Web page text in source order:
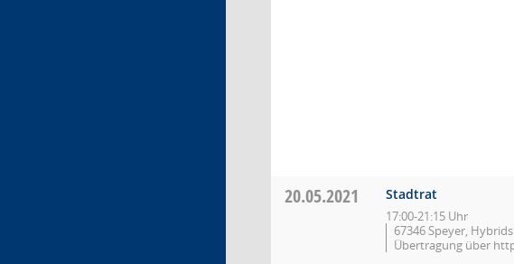
20.05.2021 Stadtrat
17:00-21:15 Uhr
67346 Speyer,
Übertragung über